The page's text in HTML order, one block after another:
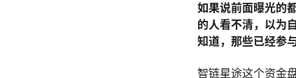
如果说前面曝光的
的人看不清，以为
知道，那些已经参
智链星途这个资金